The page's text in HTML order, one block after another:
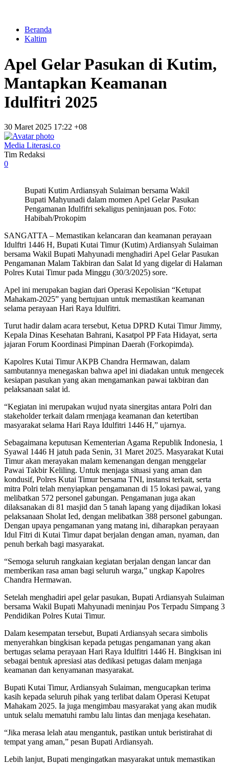
Beranda
Kaltim
Apel Gelar Pasukan di Kutim,
Mantapkan Keamanan
Idulfitri 2025
30 Maret 2025 17:22 +08
Media Literasi.co
Tim Redaksi
0
Bupati Kutim Ardiansyah Sulaiman bersama Wakil
Bupati Mahyunadi dalam momen Apel Gelar Pasukan
Pengamanan Idulfifri sekaligus peninjauan pos. Foto:
Habibah/Prokopim
SANGATTA – Memastikan kelancaran dan keamanan perayaan
Idulftri 1446 H, Bupati Kutai Timur (Kutim) Ardiansyah Sulaiman
bersama Wakil Bupati Mahyunadi menghadiri Apel Gelar Pasukan
Pengamanan Malam Takbiran dan Salat Id yang digelar di Halaman
Polres Kutai Timur pada Minggu (30/3/2025) sore.
Apel ini merupakan bagian dari Operasi Kepolisian “Ketupat
Mahakam-2025” yang bertujuan untuk memastikan keamanan
selama perayaan Hari Raya Idulfitri.
Turut hadir dalam acara tersebut, Ketua DPRD Kutai Timur Jimmy,
Kepala Dinas Kesehatan Bahrani, Kasatpol PP Fata Hidayat, serta
jajaran Forum Koordinasi Pimpinan Daerah (Forkopimda).
Kapolres Kutai Timur AKPB Chandra Hermawan, dalam
sambutannya menegaskan bahwa apel ini diadakan untuk mengecek
kesiapan pasukan yang akan mengamankan pawai takbiran dan
pelaksanaan salat id.
“Kegiatan ini merupakan wujud nyata sinergitas antara Polri dan
stakeholder terkait dalam rmenjaga keamanan dan ketertiban
masyarakat selama Hari Raya Idulfitri 1446 H,” ujarnya.
Sebagaimana keputusan Kementerian Agama Republik Indonesia, 1
Syawal 1446 H jatuh pada Senin, 31 Maret 2025. Masyarakat Kutai
Timur akan merayakan malam kemenangan dengan menggelar
Pawai Takbir Keliling. Untuk menjaga situasi yang aman dan
kondusif, Polres Kutai Timur bersama TNI, instansi terkait, serta
mitra Polri telah menyiapkan pengamanan di 15 lokasi pawai, yang
melibatkan 572 personel gabungan. Pengamanan juga akan
dilaksanakan di 81 masjid dan 5 tanah lapang yang dijadikan lokasi
pelaksanaan Sholat Ied, dengan melibatkan 388 personel gabungan.
Dengan upaya pengamanan yang matang ini, diharapkan perayaan
Idul Fitri di Kutai Timur dapat berjalan dengan aman, nyaman, dan
penuh berkah bagi masyarakat.
“Semoga seluruh rangkaian kegiatan berjalan dengan lancar dan
memberikan rasa aman bagi seluruh warga,” ungkap Kapolres
Chandra Hermawan.
Setelah menghadiri apel gelar pasukan, Bupati Ardiansyah Sulaiman
bersama Wakil Bupati Mahyunadi meninjau Pos Terpadu Simpang 3
Pendidikan Polres Kutai Timur.
Dalam kesempatan tersebut, Bupati Ardiansyah secara simbolis
menyerahkan bingkisan kepada petugas pengamanan yang akan
bertugas selama perayaan Hari Raya Idulfitri 1446 H. Bingkisan ini
sebagai bentuk apresiasi atas dedikasi petugas dalam menjaga
keamanan dan kenyamanan masyarakat.
Bupati Kutai Timur, Ardiansyah Sulaiman, mengucapkan terima
kasih kepada seluruh pihak yang terlibat dalam Operasi Ketupat
Mahakam 2025. Ia juga mengimbau masyarakat yang akan mudik
untuk selalu mematuhi rambu lalu lintas dan menjaga kesehatan.
“Jika merasa lelah atau mengantuk, pastikan untuk beristirahat di
tempat yang aman,” pesan Bupati Ardiansyah.
Lebih lanjut, Bupati mengingatkan masyarakat untuk memastikan